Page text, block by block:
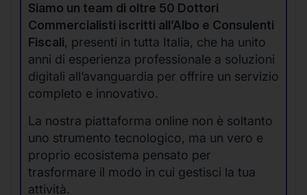
Siamo un team di oltre 50 Dottori
Commercialisti iscritti all’Albo e Consulenti
Fiscali, presenti in tutta Italia, che ha unito
anni di esperienza professionale a soluzioni
digitali all’avanguardia per offrire un servizio
completo e innovativo.
La nostra piattaforma online non è soltanto
uno strumento tecnologico, ma un vero e
proprio ecosistema pensato per
trasformare il modo in cui gestisci la tua
attività.